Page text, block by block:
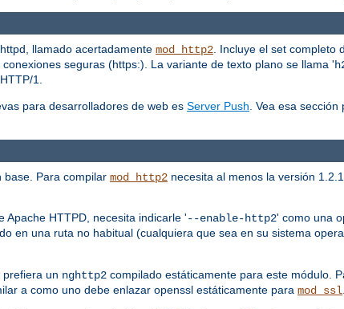
llamado acertadamente mod_http2 . Incluye el set
seguras (https:). La variante de texto plano se llama '
1.
para desarrolladores de web es Server Push . Vea esa
base. Para compilar mod_http2 necesita al menos la versión
Apache HTTPD, necesita indicarle '--enable-http2' como una
en una ruta no habitual (cualquiera que sea en su sistema
un nghttp2 compilado estáticamente para este módulo.
a como uno debe enlazar openssl estáticamente para mod_ssl.